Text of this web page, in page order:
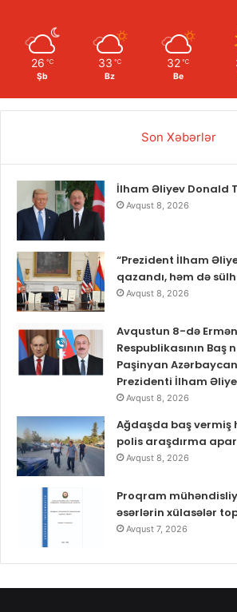
26 ℃
Şb
33 ℃
Bz
32 ℃
Be
Son Xəbərlər
İlham Əliyev Donald
Avqust 8, 2026
“Prezident İlham
qazandı, həm də
Avqust 8, 2026
Avqustun 8-də
Respublikasının Baş
Paşinyan
Prezidenti İlham
Avqust 8, 2026
Ağdaşda baş vermiş
polis araşdırma
Avqust 8, 2026
Proqram
əsərlərin xülasələr
Avqust 7, 2026